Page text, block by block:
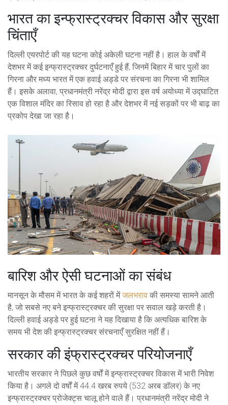
भारत का इन्फ्रास्ट्रक्चर विकास और सुरक्षा
चिंताएँ
दिल्ली एयरपोर्ट की यह घटना कोई अकेली घटना नहीं है। हाल के वर्षों में
देशभर में कई इन्फ्रास्ट्रक्चर दुर्घटनाएँ हुई हैं, जिनमें बिहार में चार पुलों का
गिरना और मध्य भारत में एक हवाई अड्डे पर संरचना का गिरना भी शामिल
हैं। इसके अलावा, प्रधानमंत्री नरेंद्र मोदी द्वारा इस वर्ष अयोध्या में उद्घाटित
एक विशाल मंदिर का रिसाव हो रहा है और देशभर में नई सड़कों पर भी बाढ़ का
प्रकोप देखा जा रहा है।
बारिश और ऐसी घटनाओं का संबंध
मानसून के मौसम में भारत के कई शहरों मेंजलभराव की समस्या सामने आती
है, जो सबसे नए बने इन्फ्रास्ट्रक्चर की सुरक्षा पर सवाल खड़े करती है।
दिल्ली हवाई अड्डे पर हुई घटना ने यह दिखाया है कि अत्यधिक बारिश के
समय भी देश की इन्फ्रास्ट्रक्चर संरचनाएँ सुरक्षित नहीं हैं।
सरकार की इंफ्रास्ट्रक्चर परियोजनाएँ
भारतीय सरकार ने पिछले कुछ वर्षों में इन्फ्रास्ट्रक्चर विकास में भारी निवेश
किया है। अगले दो वर्षों में 44.4 खरब रुपये (532 अरब डॉलर) के नए
इन्फ्रास्ट्रक्चर प्रोजेक्ट्स चालू होने वाले हैं। प्रधानमंत्री नरेंद्र मोदी ने